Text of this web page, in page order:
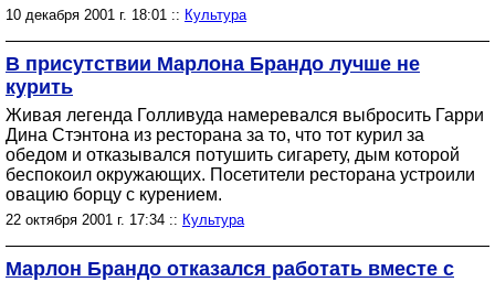
10 декабря 2001 г. 18:01 :: Культура
В присутствии Марлона Брандо лучше не
курить
Живая легенда Голливуда намеревался выбросить Гарри
Дина Стэнтона из ресторана за то, что тот курил за
обедом и отказывался потушить сигарету, дым которой
беспокоил окружающих. Посетители ресторана устроили
овацию борцу с курением.
22 октября 2001 г. 17:34 :: Культура
Марлон Брандо отказался работать вместе с